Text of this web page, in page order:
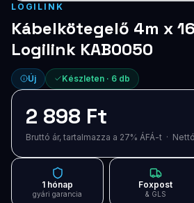
Támogatás
Új termékek ÚJ
Keresés
LOGILINK
Kábelkötegelő 4m x
Logilink KAB0050
Új Készleten · 6 db
2 898 Ft
Bruttó ár, tartalmazza a 27% ÁFÁ-t ·
1 hónap
gyári garancia
Foxpost
& GLS